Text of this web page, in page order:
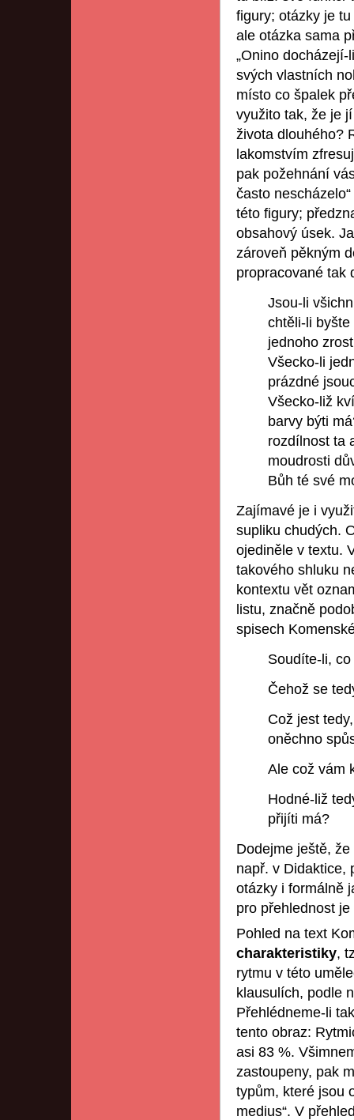
figury; otázky je
ale otázka sama
„Onino
svých vlastních
místo co špalek
využito tak, že je
života dlouhého?
lakomstvím
pak požehnání
často
této figury;
obsahový úsek.
zároveň pěkným
propracované tak
Jsou-li
chtěli-li
jednoho
Všecko-li
prázdné
Všecko-liž
barvy býti
rozdílnost ta
moudrosti
Bůh té své
Zajímavé je i
supliku chudých.
ojediněle v textu.
takového shluku
kontextu vět
listu, značně
spisech
Soudíte-li,
Čehož se
Což jest
oněchno
Ale což vám
Hodné-liž
přijíti má?
Dodejme ještě,
např. v Didaktice,
otázky i formálně
pro přehlednost
Pohled na text
charakteristiky,
rytmu v této
klausulích, podle
Přehlédneme-li
tento obraz:
asi 83 %.
zastoupeny, pak
typům, které jsou
medius“. V